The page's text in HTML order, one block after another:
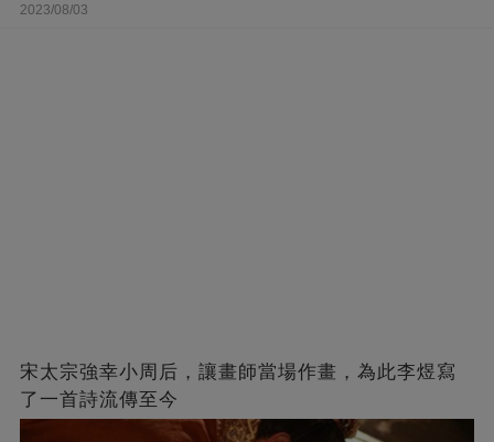
2023/08/03
宋太宗強幸小周后，讓畫師當場作畫，為此李煜寫
了一首詩流傳至今